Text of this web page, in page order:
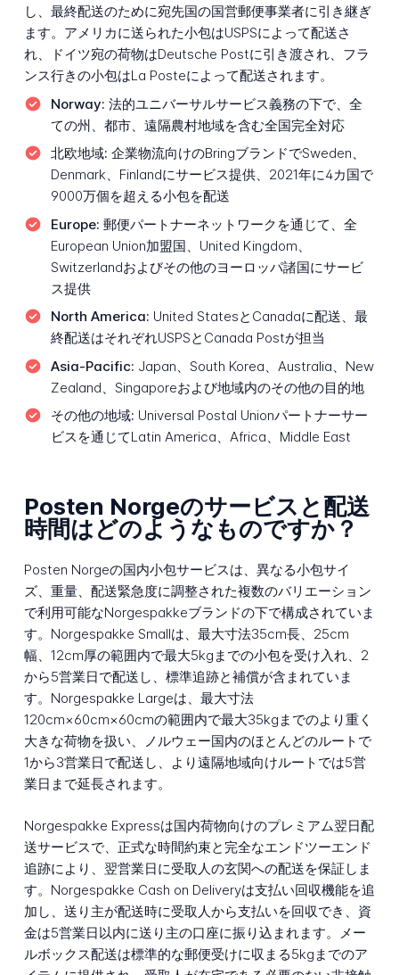
し、最終配送のために宛先国の国営郵便事業者に引き継ぎ
ます。アメリカに送られた小包はUSPSによって配送さ
れ、ドイツ宛の荷物はDeutsche Postに引き渡され、フラ
ンス行きの小包はLa Posteによって配送されます。
Norway: 法的ユニバーサルサービス義務の下で、全
ての州、都市、遠隔農村地域を含む全国完全対応
北欧地域: 企業物流向けのBringブランドでSweden、
Denmark、Finlandにサービス提供、2021年に4カ国で
9000万個を超える小包を配送
Europe: 郵便パートナーネットワークを通じて、全
European Union加盟国、United Kingdom、
Switzerlandおよびその他のヨーロッパ諸国にサービ
ス提供
North America: United StatesとCanadaに配送、最
終配送はそれぞれUSPSとCanada Postが担当
Asia-Pacific: Japan、South Korea、Australia、New
Zealand、Singaporeおよび地域内のその他の目的地
その他の地域: Universal Postal Unionパートナーサー
ビスを通じてLatin America、Africa、Middle East
Posten Norgeのサービスと配送
時間はどのようなものですか？
Posten Norgeの国内小包サービスは、異なる小包サイ
ズ、重量、配送緊急度に調整された複数のバリエーション
で利用可能なNorgespakkeブランドの下で構成されていま
す。Norgespakke Smallは、最大寸法35cm長、25cm
幅、12cm厚の範囲内で最大5kgまでの小包を受け入れ、2
から5営業日で配送し、標準追跡と補償が含まれていま
す。Norgespakke Largeは、最大寸法
120cm×60cm×60cmの範囲内で最大35kgまでのより重く
大きな荷物を扱い、ノルウェー国内のほとんどのルートで
1から3営業日で配送し、より遠隔地域向けルートでは5営
業日まで延長されます。
Norgespakke Expressは国内荷物向けのプレミアム翌日配
送サービスで、正式な時間約束と完全なエンドツーエンド
追跡により、翌営業日に受取人の玄関への配送を保証しま
す。Norgespakke Cash on Deliveryは支払い回収機能を追
加し、送り主が配送時に受取人から支払いを回収でき、資
金は5営業日以内に送り主の口座に振り込まれます。メー
ルボックス配送は標準的な郵便受けに収まる5kgまでのア